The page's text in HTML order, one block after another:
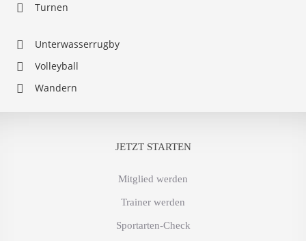
Turnen
Unterwasserrugby
Volleyball
Wandern
JETZT STARTEN
Mitglied werden
Trainer werden
Sportarten-Check